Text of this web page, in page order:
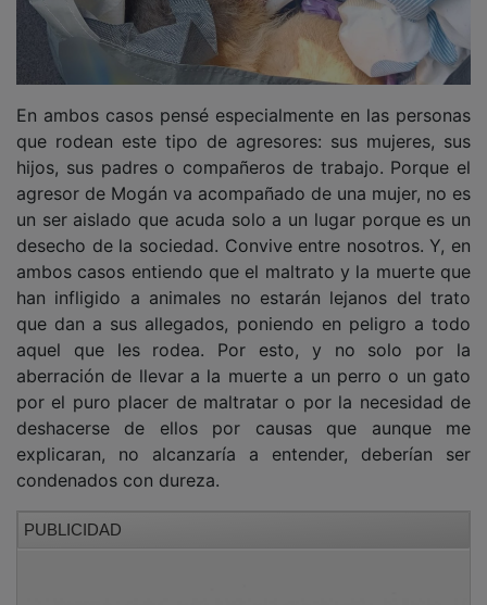
que rodean este tipo de agresores: sus mujeres, sus
hijos, sus padres o compañeros de trabajo. Porque el
agresor de Mogán va acompañado de una mujer, no es
un ser aislado que acuda solo a un lugar porque es un
desecho de la sociedad. Convive entre nosotros. Y, en
ambos casos entiendo que el maltrato y la muerte que
han infligido a animales no estarán lejanos del trato
que dan a sus allegados, poniendo en peligro a todo
aquel que les rodea. Por esto, y no solo por la
aberración de llevar a la muerte a un perro o un gato
por el puro placer de maltratar o por la necesidad de
deshacerse de ellos por causas que aunque me
explicaran, no alcanzaría a entender, deberían ser
condenados con dureza.